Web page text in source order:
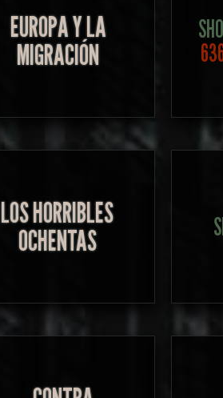
EUROPA Y LA
MIGRACIÓN
LOS HORRIBLES
OCHENTAS